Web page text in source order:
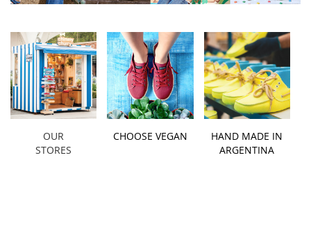
OUR
STORES
CHOOSE VEGAN
HAND MADE IN
ARGENTINA